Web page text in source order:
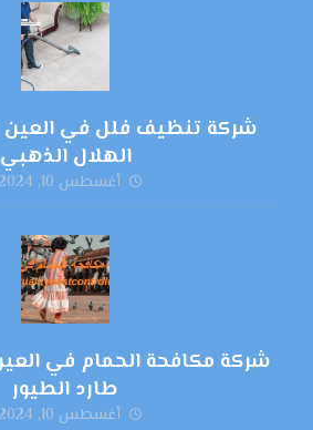
الهلال الذهبي
أغسطس 10, 2024
طارد الطيور
أغسطس 10, 2024